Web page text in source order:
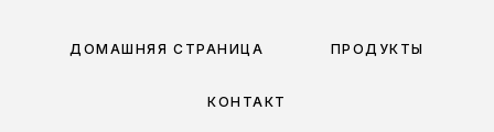
ДОМАШНЯЯ СТРАНИЦА ПРОДУКТЫ
КОНТАКТ